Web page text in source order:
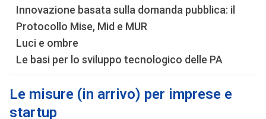
Innovazione basata sulla domanda pubblica: il
Protocollo Mise, Mid e MUR
Luci e ombre
Le basi per lo sviluppo tecnologico delle PA
Le misure (in arrivo) per imprese e
startup